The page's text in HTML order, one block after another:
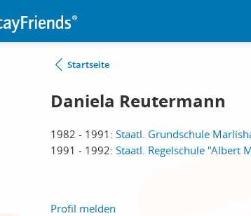
Startseite
Daniela Reutermann
1982 - 1991: Staatl. Grundschule
1991 - 1992: Staatl. Regelschule "Albert
Profil melden